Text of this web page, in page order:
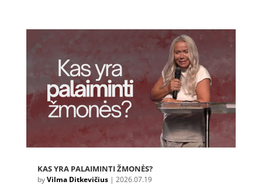
KAS YRA PALAIMINTI ŽMONĖS?
byVilma Ditkevičius| 2026.07.19